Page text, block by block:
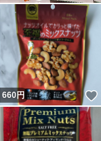
いいね！
660円